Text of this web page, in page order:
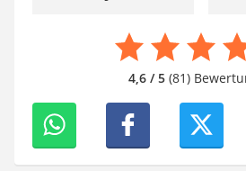
4,6 / 5(81)